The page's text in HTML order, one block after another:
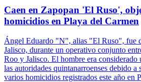
Caen en Zapopan 'El Ruso',
homicidios en Playa del Carmen
Ángel Eduardo "N", alias "El Ruso", fue
Jalisco, durante un operativo conjunto
Roo y Jalisco. El hombre era
las autoridades quintanarroenses debido a
varios homicidios registrados este año en